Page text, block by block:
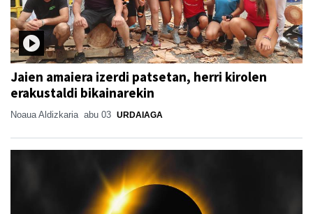
Jaien amaiera izerdi patsetan, herri kirolen
erakustaldi bikainarekin
Noaua Aldizkaria abu 03 URDAIAGA